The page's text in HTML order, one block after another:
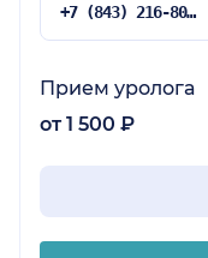
+7 (843) 216-80-28
Прием уролога
от 1 500 ₽